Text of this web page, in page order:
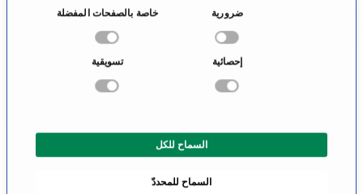
ضرورية خاصة بالصفحات المفضلة
إحصائية تسويقية
السماح للكل
السماح للمحددّ
الانتقال إلى
الملف الشخصي
الملف الشخصي